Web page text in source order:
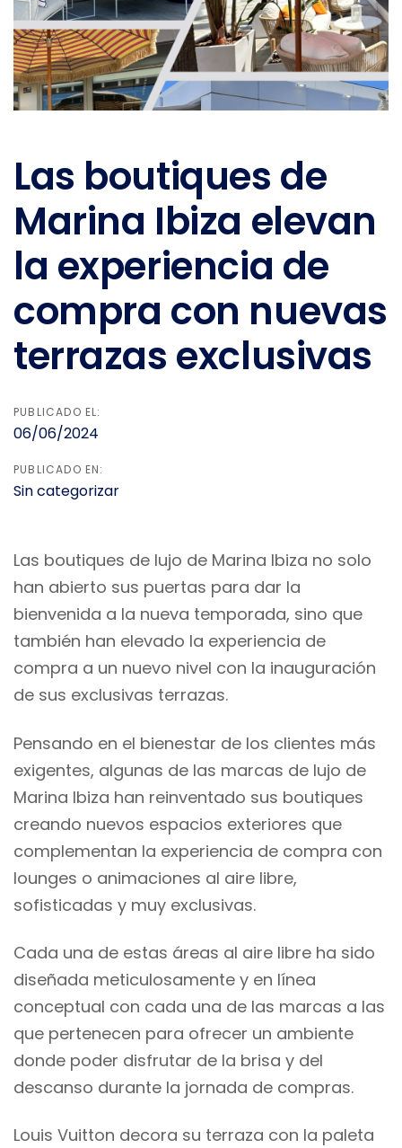
Las boutiques de
Marina Ibiza elevan
la experiencia de
compra con nuevas
terrazas exclusivas
PUBLICADO EL:
06/06/2024
PUBLICADO EN:
Sin categorizar
Las boutiques de lujo de Marina Ibiza no solo
han abierto sus puertas para dar la
bienvenida a la nueva temporada, sino que
también han elevado la experiencia de
compra a un nuevo nivel con la inauguración
de sus exclusivas terrazas.
Pensando en el bienestar de los clientes más
exigentes, algunas de las marcas de lujo de
Marina Ibiza han reinventado sus boutiques
creando nuevos espacios exteriores que
complementan la experiencia de compra con
lounges o animaciones al aire libre,
sofisticadas y muy exclusivas.
Cada una de estas áreas al aire libre ha sido
diseñada meticulosamente y en línea
conceptual con cada una de las marcas a las
que pertenecen para ofrecer un ambiente
donde poder disfrutar de la brisa y del
descanso durante la jornada de compras.
Louis Vuitton decora su terraza con la paleta